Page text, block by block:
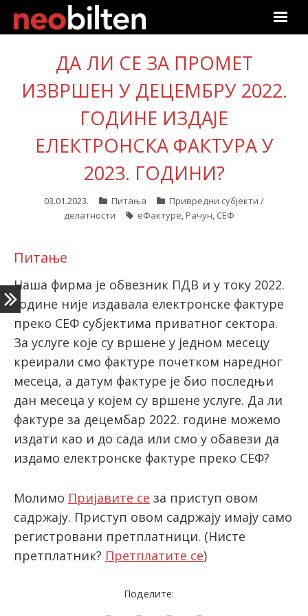
Почетна
Претрага
Подаци
О нама
Претплата
Пријава
latinica
ДА ЛИ СЕ ЗА ПРОМЕТ
ИЗВРШЕН У ДЕЦЕМБРУ 2022.
ГОДИНЕ ИЗДАЈЕ
ЕЛЕКТРОНСКА ФАКТУРА У
2023. ГОДИНИ?
03.01.2023. Питања
Привредни субјекти /
делатности
еФактуре, Рачун, СЕФ
Питање
Наша фирма је обвезник ПДВ и у току 2022.
године није издавала електронске фактуре
преко СЕФ субјектима приватног сектора.
За услуге које су вршене у једном месецу
креирали смо фактуре почетком наредног
месеца, а датум фактуре је био последњи
дан месеца у којем су вршене услуге. Да ли
фактуре за децембар 2022. године можемо
издати као и до сада или смо у обавези да
издамо електронске фактуре преко СЕФ?
Молимо Пријавите се за приступ овом
садржају. Приступ овом садржају имају само
регистровани претплатници. (Нисте
претплатник? Претплатите се)
Поделите: